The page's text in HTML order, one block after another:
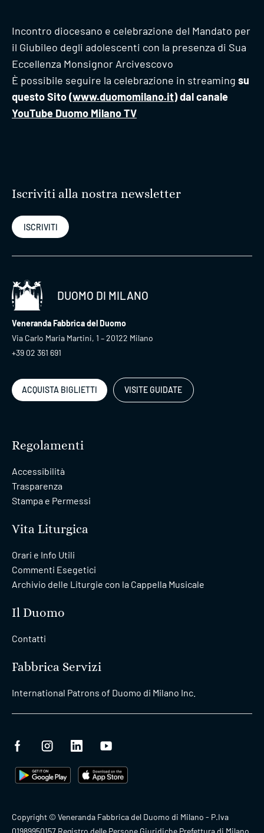
Incontro diocesano e celebrazione del Mandato per
il Giubileo degli adolescenti con la presenza di Sua
Eccellenza Monsignor Arcivescovo
È possibile seguire la celebrazione in streaming su
questo Sito (www.duomomilano.it) dal canale
YouTube Duomo Milano TV
Iscriviti alla nostra newsletter
ISCRIVITI
DUOMO DI MILANO
Veneranda Fabbrica del Duomo
Via Carlo Maria Martini, 1 – 20122 Milano
+39 02 361 691
ACQUISTA BIGLIETTI VISITE GUIDATE
Regolamenti
Accessibilità
Trasparenza
Stampa e Permessi
Vita Liturgica
Orari e Info Utili
Commenti Esegetici
Archivio delle Liturgie con la Cappella Musicale
Il Duomo
Contatti
Fabbrica Servizi
International Patrons of Duomo di Milano Inc.
Copyright © Veneranda Fabbrica del Duomo di Milano - P.Iva
01989950157 Registro delle Persone Giuridiche Prefettura di Milano